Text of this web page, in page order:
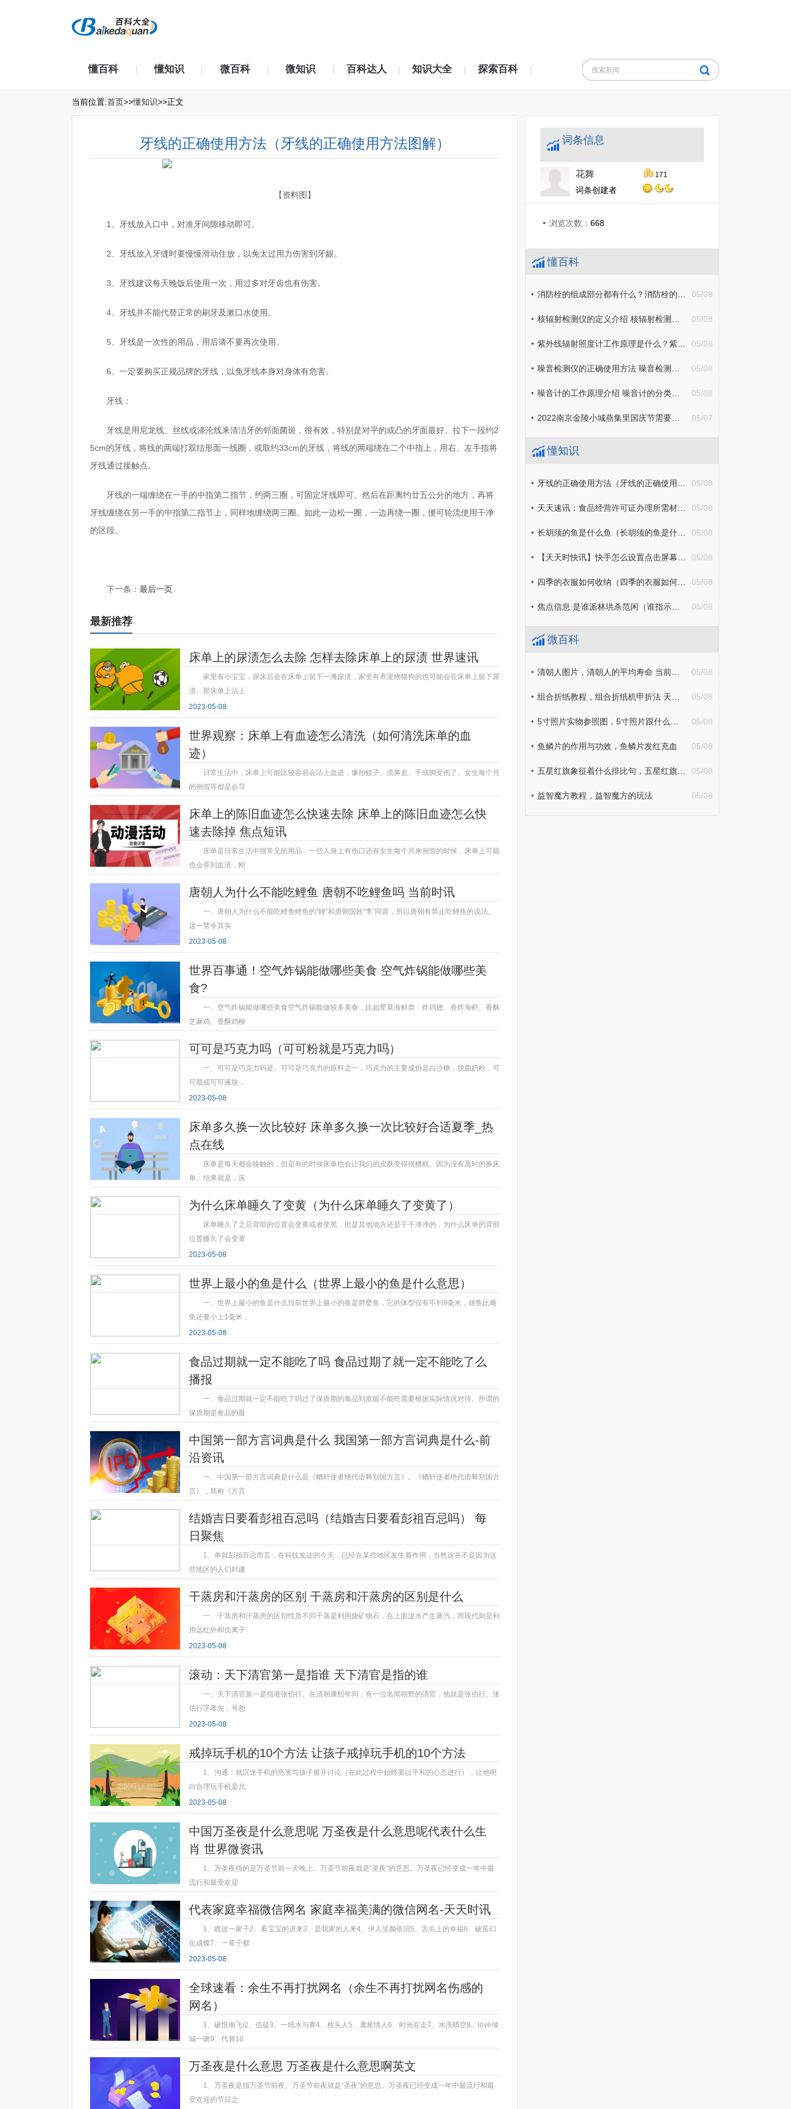
懂百科 | 懂知识 | 微百科 | 微知识 | 百科达人 | 知识大全 | 探索百科 |
当前位置:首页>>懂知识>>正文
牙线的正确使用方法（牙线的正确使用方法图解）
【资料图】
1、牙线放入口中，对准牙间隙移动即可。
2、牙线放入牙缝时要慢慢滑动住放，以免太过用力伤害到牙龈。
3、牙线建议每天晚饭后使用一次，用过多对牙齿也有伤害。
4、牙线并不能代替正常的刷牙及漱口水使用。
5、牙线是一次性的用品，用后请不要再次使用。
6、一定要购买正规品牌的牙线，以免牙线本身对身体有危害。
牙线：
牙线是用尼龙线、丝线或涤沦线来清洁牙的邻面菌斑，很有效，特别是对平的或凸的牙面最好。拉下一段约2
5cm的牙线，将线的两端打双结形面一线圈，或取约33cm的牙线，将线的两端绕在二个中指上，用右、左手指将
牙线通过接触点。
牙线的一端缠绕在一手的中指第二指节，约两三圈，可固定牙线即可。然后在距离约廿五公分的地方，再将
牙线缠绕在另一手的中指第二指节上，同样地缠绕两三圈。如此一边松一圈，一边再绕一圈，便可轮流使用干净
的区段。
下一条： 最后一页
最新推荐
床单上的尿渍怎么去除 怎样去除床单上的尿渍 世界速讯
家里有小宝宝，尿床后会在床单上留下一滩尿渍，家里有养宠物猫狗的也可能会在床单上留下尿
渍。那床单上沾上
2023-05-08
世界观察：床单上有血迹怎么清洗（如何清洗床单的血
迹）
日常生活中，床单上可能比较容易会沾上血迹，像拍蚊子、流鼻血、手或脚受伤了、女生每个月
的例假等都是会导
床单上的陈旧血迹怎么快速去除 床单上的陈旧血迹怎么快
速去除掉 焦点短讯
床单是日常生活中很常见的用品，一些人身上有伤口还有女生每个月来例假的时候，床单上可能
也会弄到血渍，刚
唐朝人为什么不能吃鲤鱼 唐朝不吃鲤鱼吗 当前时讯
一、唐朝人为什么不能吃鲤鱼鲤鱼的“鲤”和唐朝国姓“李”同音，所以唐朝有禁止吃鲤鱼的说法。
这一禁令其实
2023-05-08
世界百事通！空气炸锅能做哪些美食 空气炸锅能做哪些美
食?
一、空气炸锅能做哪些美食空气炸锅能做较多美食，比如荤菜海鲜类：炸鸡翅、香炸海虾、香酥
芝麻鸡、香酥鸡柳
可可是巧克力吗（可可粉就是巧克力吗）
一、可可是巧克力吗是。可可是巧克力的原料之一，巧克力的主要成份是白沙糖，脱脂奶粉，可
可脂或可可液块，
2023-05-08
床单多久换一次比较好 床单多久换一次比较好合适夏季_热
点在线
床单是每天都会接触的，但是有的时候床单也会让我们的皮肤变得很糟糕。因为没有及时的换床
单。结果就是，床
为什么床单睡久了变黄（为什么床单睡久了变黄了）
床单睡久了之后背部的位置会变黄或者变黑，但是其他地方还是干干净净的，为什么床单的背部
位置睡久了会变黄
2023-05-08
世界上最小的鱼是什么（世界上最小的鱼是什么意思）
一、世界上最小的鱼是什么目前世界上最小的鱼是胖婴鱼，它的体型仅有不到9毫米，雄鱼比雌
鱼还要小上1毫米，
2023-05-08
食品过期就一定不能吃了吗 食品过期了就一定不能吃了么
播报
一、食品过期就一定不能吃了吗过了保质期的食品到底能不能吃需要根据实际情况对待。所谓的
保质期是食品的最
中国第一部方言词典是什么 我国第一部方言词典是什么-前
沿资讯
一、中国第一部方言词典是什么是《輶轩使者绝代语释别国方言》。《輶轩使者绝代语释别国方
言》，简称《方言
结婚吉日要看彭祖百忌吗（结婚吉日要看彭祖百忌吗） 每
日聚焦
1、单就彭祖百忌而言，在科技发达的今天，已经在某些地区发生着作用，当然这并不是因为这
些地区的人们封建
干蒸房和汗蒸房的区别 干蒸房和汗蒸房的区别是什么
一、干蒸房和汗蒸房的区别性质不同干蒸是利用烧矿物石，在上面泼水产生蒸汽，而现代则是利
用远红外和负离子
2023-05-08
滚动：天下清官第一是指谁 天下清官是指的谁
一、天下清官第一是指谁张伯行。在清朝康熙年间，有一位名闻朝野的清官，他就是张伯行。张
伯行字孝先，号恕
2023-05-08
戒掉玩手机的10个方法 让孩子戒掉玩手机的10个方法
1、沟通：就沉迷手机的危害与孩子展开讨论（在此过程中始终要以平和的心态进行），让他明
白合理玩手机是允
2023-05-08
中国万圣夜是什么意思呢 万圣夜是什么意思呢代表什么生
肖 世界微资讯
1、万圣夜指的是万圣节前一天晚上。万圣节前夜就是“圣夜”的意思。万圣夜已经变成一年中最
流行和最受欢迎
代表家庭幸福微信网名 家庭幸福美满的微信网名-天天时讯
1、瞧这一家子2、看宝宝的进来3、是我家的人来4、伊人笑颜依旧5、舌尖上的幸福6、破茧幻
化成蝶7、一辈子都
2023-05-08
全球速看：余生不再打扰网名（余生不再打扰网名伤感的
网名）
1、破恨南飞i2、信徒3、一纸水与青4、枕头人5、鸢尾情人6、时光在走7、水洗晴空8、lōvé倾
城一吻9、代替10
万圣夜是什么意思 万圣夜是什么意思啊英文
1、万圣夜是指万圣节前夜。万圣节前夜就是“圣夜”的意思。万圣夜已经变成一年中最流行和最
受欢迎的节日之
词条信息
花舞 171
词条创建者
浏览次数： 668
懂百科
05/08
消防栓的组成部分都有什么？消防栓的室内使用方法详细介绍
05/08
核辐射检测仪的定义介绍 核辐射检测仪适用范围主要有哪些？
05/08
紫外线辐射照度计工作原理是什么？紫外线照度计使用注意事项介绍
05/08
噪音检测仪的正确使用方法 噪音检测仪的适用范围有哪些？
05/08
噪音计的工作原理介绍 噪音计的分类主要有哪些？
05/07
2022南京金陵小城燕集里国庆节需要预约吗
懂知识
05/08
牙线的正确使用方法（牙线的正确使用方法图解）
05/08
天天速讯：食品经营许可证办理所需材料（食品经营许可证办理所需资料）
05/08
长胡须的鱼是什么鱼（长胡须的鱼是什么鱼,能吃吗?）
05/08
【天天时快讯】快手怎么设置点击屏幕暂停（快手怎么按一下暂停）
05/08
四季的衣服如何收纳（四季的衣服如何收纳宿舍）_热文
05/08
焦点信息:是谁派林珙杀范闲（谁指示林珙杀范闲）
微百科
05/08
清朝人图片，清朝人的平均寿命 当前热议
05/08
组合折纸教程，组合折纸机甲折法 天天新视野
05/08
5寸照片实物参照图，5寸照片跟什么一样大小啊
05/08
鱼鳞片的作用与功效，鱼鳞片发红充血
05/08
五星红旗象征着什么排比句，五星红旗象征着什么用英语_环球微头条
05/08
益智魔方教程，益智魔方的玩法